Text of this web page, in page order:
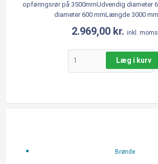
opføringsrør på 3500mmUdvendig diameter
diameter 600 mmLængde 3000
2.969,00 kr. inkl. moms
Læg i kurv
Brønde